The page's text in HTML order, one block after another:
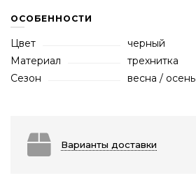
ОСОБЕННОСТИ
Цвет
черный
Материал
трехнитка
Сезон
весна / осень
Варианты доставки